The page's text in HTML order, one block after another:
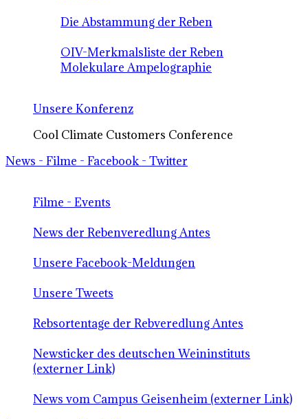
Die Abstammung der Reben
OIV-Merkmalsliste der Reben
Molekulare Ampelographie
Unsere Konferenz
Cool Climate Customers Conference
News - Filme - Facebook - Twitter
Filme - Events
News der Rebenveredlung Antes
Unsere Facebook-Meldungen
Unsere Tweets
Rebsortentage der Rebveredlung Antes
Newsticker des deutschen Weininstituts
(externer Link)
News vom Campus Geisenheim (externer Link)